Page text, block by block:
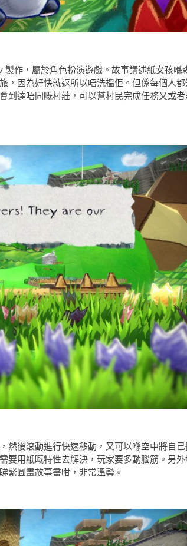
製作，屬於角色扮演遊戲。故事講述紙女孩喺
，因為好快就返所以唔洗搵佢。但係每個人
到達唔同嘅村莊，可以幫村民完成任務又或
然後滾動進行快速移動，又可以喺空中將自
要用紙嘅特性去解決，玩家要多動腦筋。另
緊圖畫故事書咁，非常溫馨。